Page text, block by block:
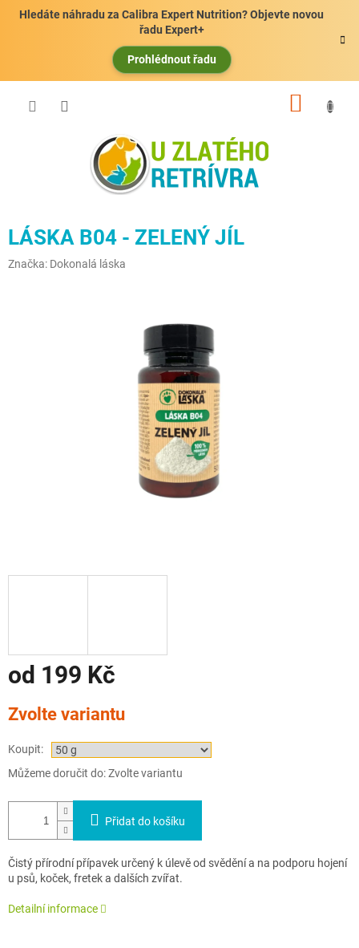
Hledáte náhradu za Calibra Expert Nutrition? Objevte novou
řadu Expert+
Prohlédnout řadu
LÁSKA B04 - ZELENÝ JÍL
Značka: Dokonalá láska
od 199 Kč
cena:
Zvolte variantu
Koupit:
Můžeme doručit do:Zvolte variantu
Přidat do košíku
Čistý přírodní přípavek určený k úlevě od svědění a na podporu hojení
u psů, koček, fretek a dalších zvířat.
Detailní informace